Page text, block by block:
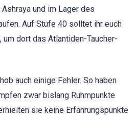
und im Lager des
Auf Stufe 40 solltet ihr euch
um dort das Atlantiden-Taucher-
auch einige Fehler. So haben
zwar bislang Ruhmpunkte
sie keine Erfahrungspunkte